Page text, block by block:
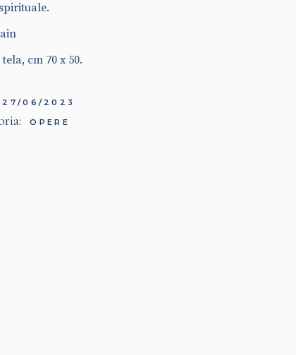
cm 70 x 50.
27/06/2023
OPERE